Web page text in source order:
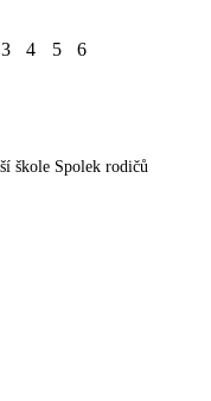
3 4 5 6
škole Spolek rodičů